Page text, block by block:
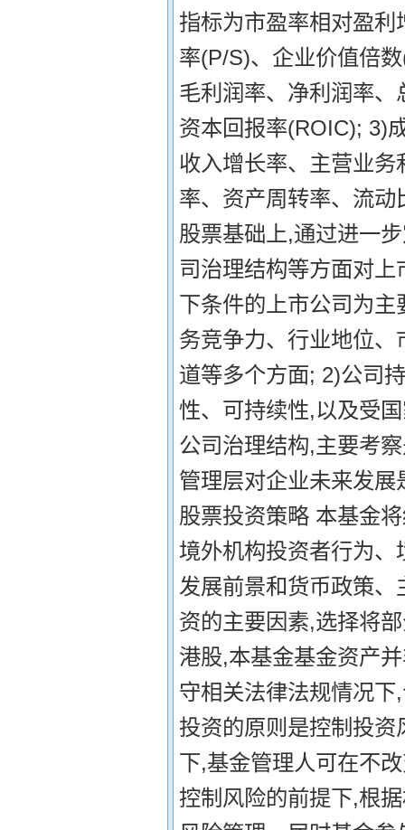
指标为市盈率相对盈
率(P/S)、企业价值倍
毛利润率、净利润率
资本回报率(ROIC); 3)
收入增长率、主营业
率、资产周转率、流
股票基础上,通过进一
司治理结构等方面对
下条件的上市公司为
务竞争力、行业地位
道等多个方面; 2)公司
性、可持续性,以及受
公司治理结构,主要考
管理层对企业未来发
股票投资策略 本基金
境外机构投资者行为
发展前景和货币政策
资的主要因素,选择将
港股,本基金基金资产
守相关法律法规情况
投资的原则是控制投
下,基金管理人可在不
控制风险的前提下,根